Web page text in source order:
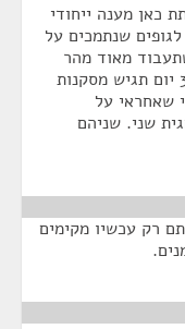
כאן מענה ייחודי
שנתמכים על
מאוד מהר
ותוך 14 יום תגיש מסקנות ביניים ותוך 30 יום תגיש מסקנות
שאחראי על
שני. שניהם
רק עכשיו מקימים